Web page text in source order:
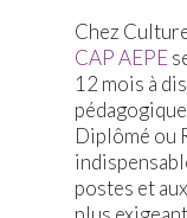
Chez
CAP AEPE
12 mois à
Diplômé ou
postes et